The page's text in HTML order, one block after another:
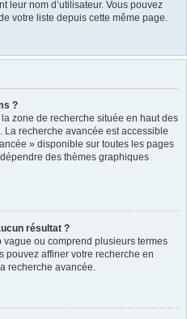
leur nom d’utilisateur. Vous pouvez
votre liste depuis cette même page.
?
zone de recherche située en haut des
La recherche avancée est accessible
» disponible sur toutes les pages
des thèmes graphiques
résultat ?
ou comprend plusieurs termes
pouvez affiner votre recherche en
recherche avancée.